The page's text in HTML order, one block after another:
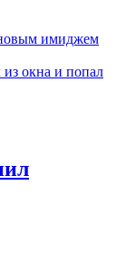
имиджем
окна и попал